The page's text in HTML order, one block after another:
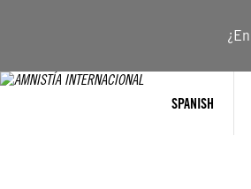
SPANISH